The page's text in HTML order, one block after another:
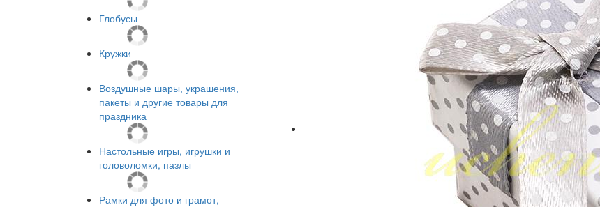
Глобусы
Кружки
Воздушные шары, украшения,
пакеты и другие товары для
праздника
Настольные игры, игрушки и
головоломки, пазлы
Рамки для фото и грамот,